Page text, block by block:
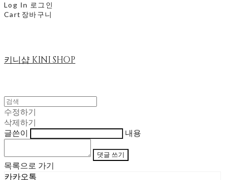
Log In 로그인
Cart 장바구니
키니샵 KINI SHOP
수정하기
삭제하기
글쓴이
내용
댓글 쓰기
목록으로 가기
카카오톡